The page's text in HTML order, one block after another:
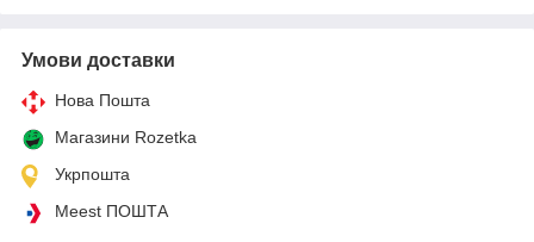
Умови доставки
Нова Пошта
Магазини Rozetka
Укрпошта
Meest ПОШТА